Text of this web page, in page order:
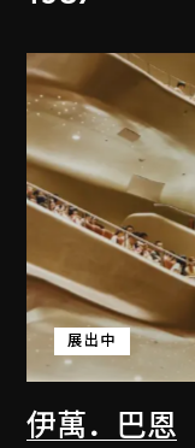
伊萬．巴恩
展出中